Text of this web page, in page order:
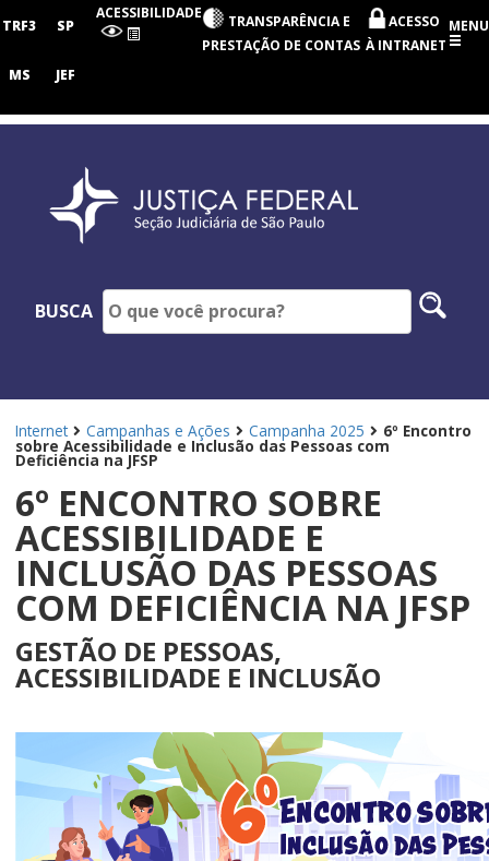
Judiciária
Paulo
TRF3 SP
MS JEF
ACESSIBILIDADE
TRANSPARÊNCIA E
PRESTAÇÃO DE CONTAS
ACESSO
À INTRANET
MENU
BUSCA
Internet Campanhas e Ações Campanha 2025 6º Encontro
sobre Acessibilidade e Inclusão das Pessoas com
Deficiência na JFSP
6º ENCONTRO SOBRE
ACESSIBILIDADE E
INCLUSÃO DAS PESSOAS
COM DEFICIÊNCIA NA JFSP
GESTÃO DE PESSOAS,
ACESSIBILIDADE E INCLUSÃO